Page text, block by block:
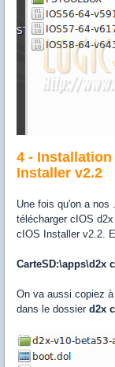
4 - Installation
Installer v2.2
Une fois qu'on a nos
télécharger cIOS
cIOS Installer v2.2.
CarteSD:\apps\d2x
On va aussi copiez
dans le dossier d2x